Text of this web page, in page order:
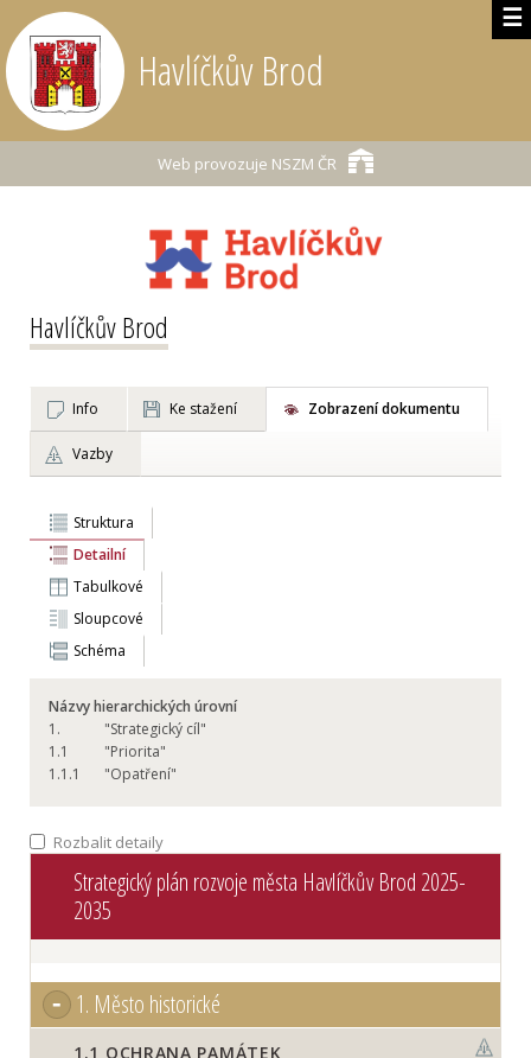
☰
Havlíčkův Brod
Web provozuje NSZM ČR
Havlíčkův Brod
Info Ke stažení Zobrazení dokumentu
Vazby
Struktura
Detailní
Tabulkové
Sloupcové
Schéma
Názvy hierarchických úrovní
1.
"Strategický cíl"
1.1
"Priorita"
1.1.1 "Opatření"
Rozbalit detaily
Strategický plán rozvoje města Havlíčkův Brod 2025-
2035
1. Město historické
1.1 OCHRANA PAMÁTEK